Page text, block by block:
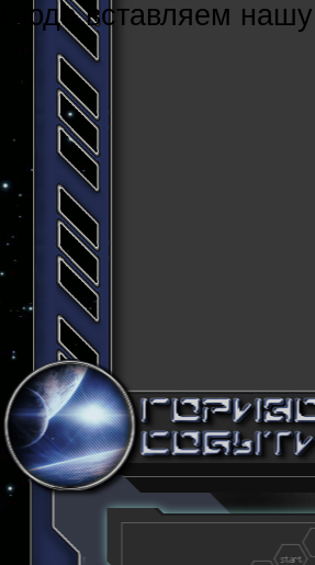
Cюда вставляем